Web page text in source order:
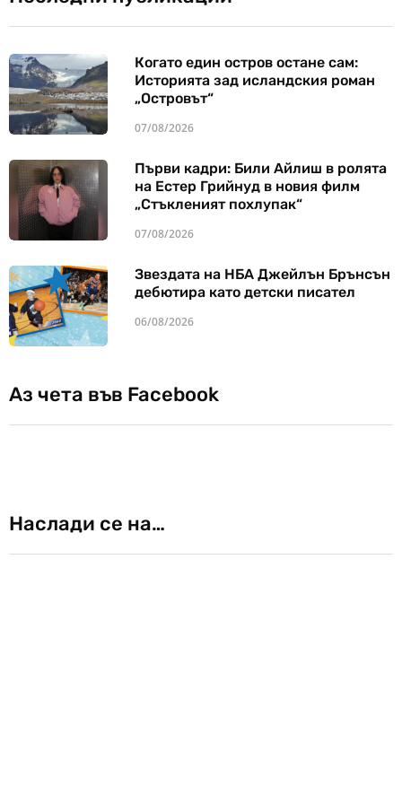
Когато един остров остане сам:
Историята зад исландския роман
„Островът“
07/08/2026
Първи кадри: Били Айлиш в ролята
на Естер Грийнуд в новия филм
„Стъкленият похлупак“
07/08/2026
Звездата на НБА Джейлън Брънсън
дебютира като детски писател
06/08/2026
Аз чета във Facebook
Наслади се на…